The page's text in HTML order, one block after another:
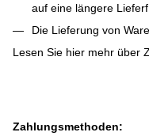
auf eine längere
Die Lieferung von
Lesen Sie hier mehr über
Zahlungsmethoden: